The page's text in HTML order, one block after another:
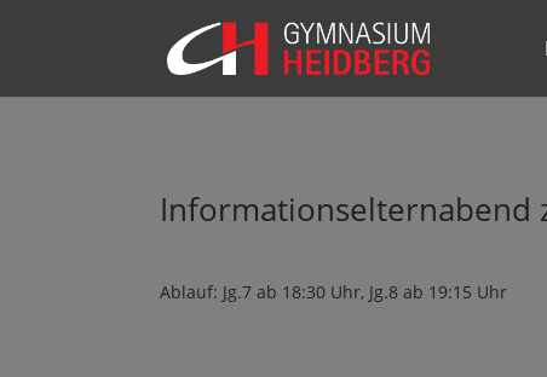
Informationselternabend
Ablauf: Jg.7 ab 18:30 Uhr, Jg.8 ab 19:15 Uhr